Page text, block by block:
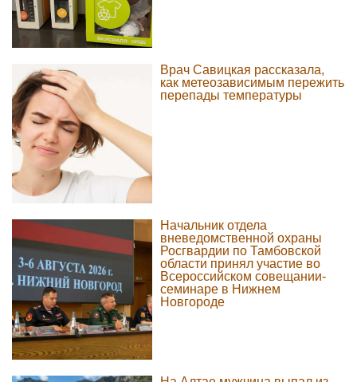
Врач Савицкая рассказала,
как метеозависимым пережить
перепады температуры
Начальник отдела
вневедомственной охраны
Росгвардии по Тамбовской
области принял участие во
Всероссийском совещании-
семинаре в Нижнем
Новгороде